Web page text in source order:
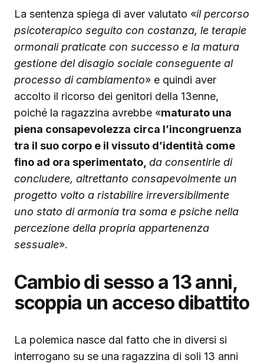
La sentenza spiega di aver valutato «il percorso
psicoterapico seguito con costanza, le terapie
ormonali praticate con successo e la matura
gestione del disagio sociale conseguente al
processo di cambiamento» e quindi aver
accolto il ricorso dei genitori della 13enne,
poiché la ragazzina avrebbe «maturato una
piena consapevolezza circa l’incongruenza
tra il suo corpo e il vissuto d’identità come
fino ad ora sperimentato, da consentirle di
concludere, altrettanto consapevolmente un
progetto volto a ristabilire irreversibilmente
uno stato di armonia tra soma e psiche nella
percezione della propria appartenenza
sessuale».
Cambio di sesso a 13 anni,
scoppia un acceso dibattito
La polemica nasce dal fatto che in diversi si
interrogano su se una ragazzina di soli 13 anni